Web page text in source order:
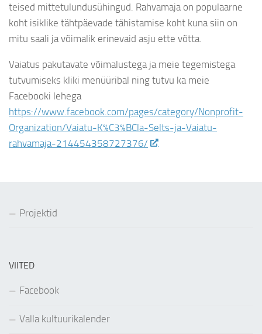
teised mittetulundusühingud. Rahvamaja on populaarne
koht isiklike tähtpäevade tähistamise koht kuna siin on
mitu saali ja võimalik erinevaid asju ette võtta.
Vaiatus pakutavate võimalustega ja meie tegemistega
tutvumiseks kliki menüüribal ning tutvu ka meie
Facebooki lehega
https://www.facebook.com/pages/category/Nonprofit-
Organization/Vaiatu-K%C3%BCla-Selts-ja-Vaiatu-
rahvamaja-214454358727376/
Projektid
VIITED
Facebook
Valla kultuurikalender